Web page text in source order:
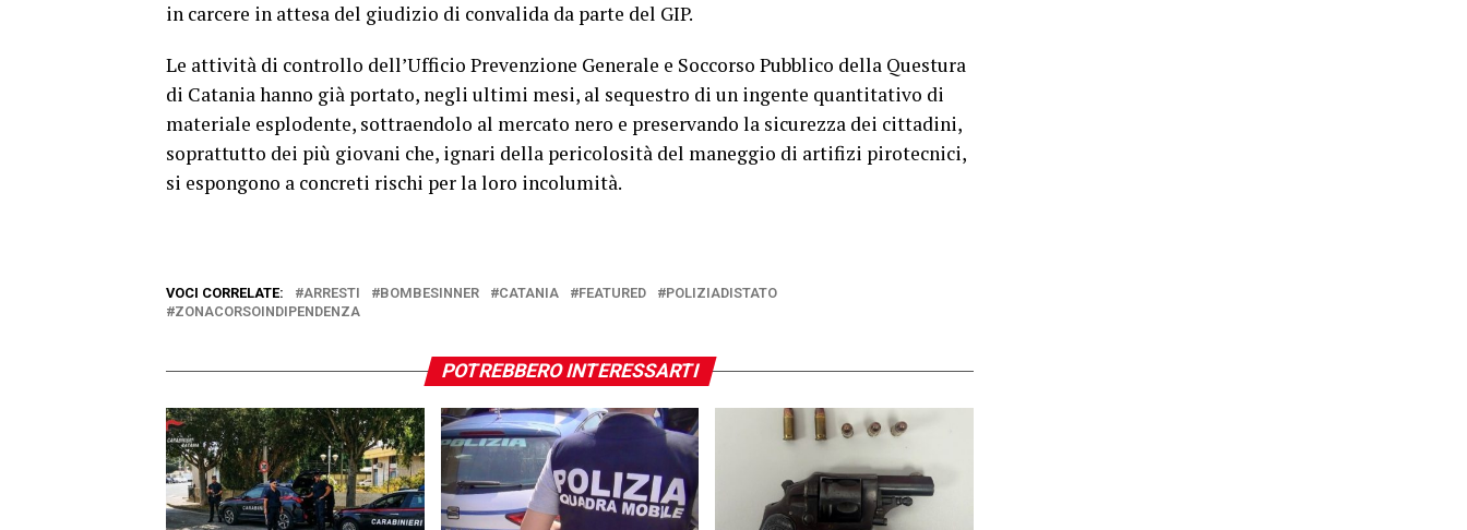
in carcere in attesa del giudizio di convalida da parte del GIP.
Le attività di controllo dell’Ufficio Prevenzione Generale e Soccorso Pubblico della Questura
di Catania hanno già portato, negli ultimi mesi, al sequestro di un ingente quantitativo di
materiale esplodente, sottraendolo al mercato nero e preservando la sicurezza dei cittadini,
soprattutto dei più giovani che, ignari della pericolosità del maneggio di artifizi pirotecnici,
si espongono a concreti rischi per la loro incolumità.
VOCI CORRELATE: ARRESTI BOMBESINNER CATANIA FEATURED
POLIZIADISTATO
ZONACORSOINDIPENDENZA
POTREBBERO INTERESSARTI